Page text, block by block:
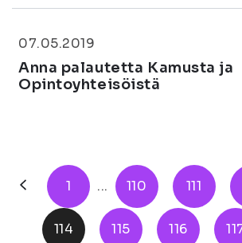
07.05.2019
Anna palautetta Kamusta ja
Opintoyhteisöistä
1 ... 110 111
114 115 116